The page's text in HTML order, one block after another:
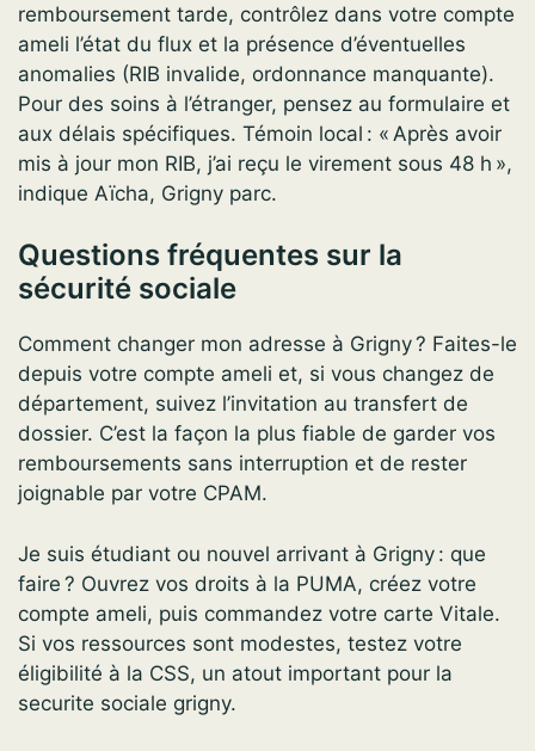
remboursement tarde, contrôlez dans votre compte
ameli l’état du flux et la présence d’éventuelles
anomalies (RIB invalide, ordonnance manquante).
Pour des soins à l’étranger, pensez au formulaire et
aux délais spécifiques. Témoin local : « Après avoir
mis à jour mon RIB, j’ai reçu le virement sous 48 h »,
indique Aïcha, Grigny parc.
Questions fréquentes sur la
sécurité sociale
Comment changer mon adresse à Grigny ? Faites-le
depuis votre compte ameli et, si vous changez de
département, suivez l’invitation au transfert de
dossier. C’est la façon la plus fiable de garder vos
remboursements sans interruption et de rester
joignable par votre CPAM.
Je suis étudiant ou nouvel arrivant à Grigny : que
faire ? Ouvrez vos droits à la PUMA, créez votre
compte ameli, puis commandez votre carte Vitale.
Si vos ressources sont modestes, testez votre
éligibilité à la CSS, un atout important pour la
securite sociale grigny.